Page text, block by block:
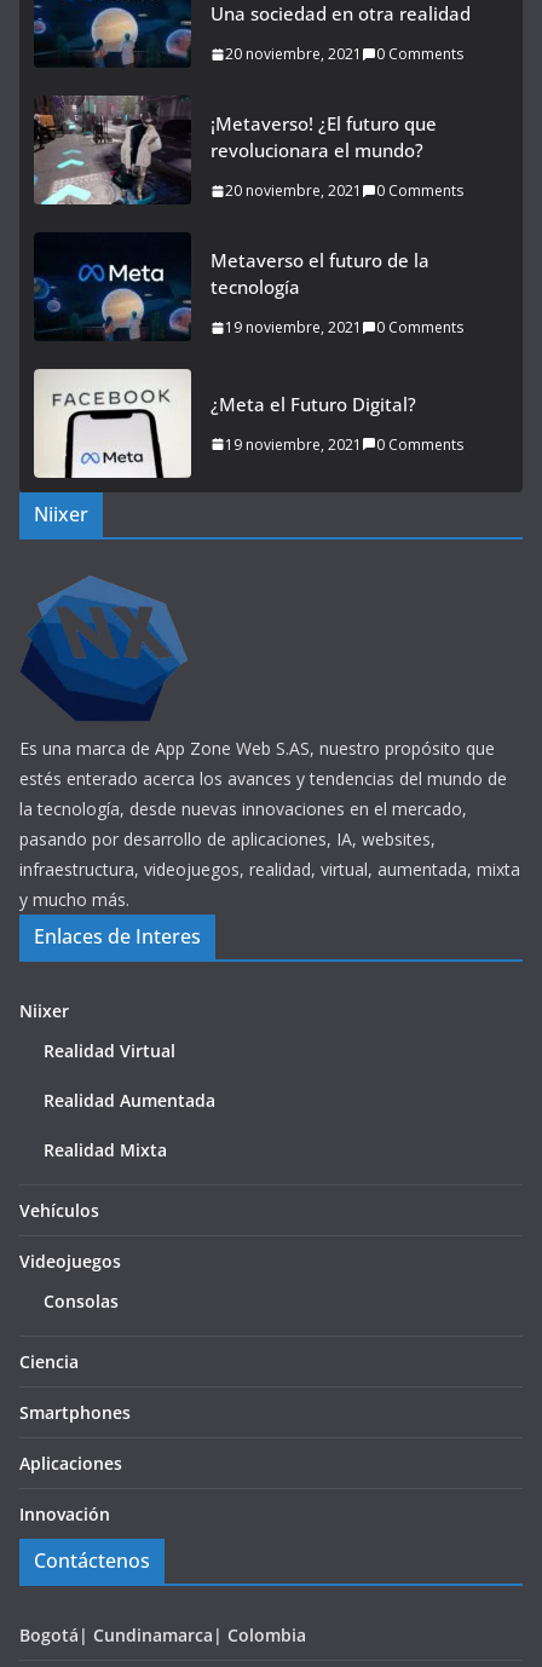
Una sociedad en otra realidad
20 noviembre, 2021 0 Comments
¡Metaverso! ¿El futuro que
revolucionara el mundo?
20 noviembre, 2021 0 Comments
Metaverso el futuro de la
tecnología
19 noviembre, 2021 0 Comments
¿Meta el Futuro Digital?
19 noviembre, 2021 0 Comments
Niixer
Es una marca de App Zone Web S.AS, nuestro propósito que
estés enterado acerca los avances y tendencias del mundo de
la tecnología, desde nuevas innovaciones en el mercado,
pasando por desarrollo de aplicaciones, IA, websites,
infraestructura, videojuegos, realidad, virtual, aumentada, mixta
y mucho más.
Enlaces de Interes
Niixer
Realidad Virtual
Realidad Aumentada
Realidad Mixta
Vehículos
Videojuegos
Consolas
Ciencia
Smartphones
Aplicaciones
Innovación
Contáctenos
Bogotá| Cundinamarca| Colombia